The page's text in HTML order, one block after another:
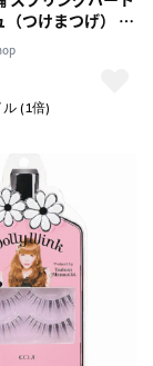
（つけまつげ） 1
(1倍)